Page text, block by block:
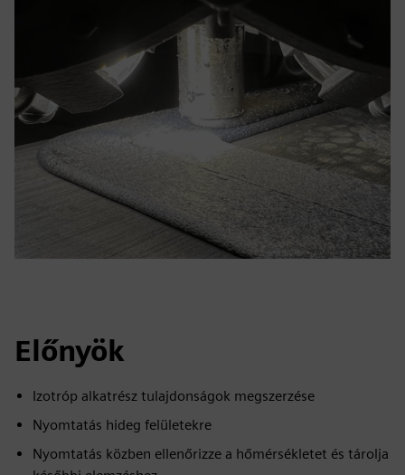
Előnyök
Izotróp alkatrész tulajdonságok megszerzése
Nyomtatás hideg felületekre
Nyomtatás közben ellenőrizze a hőmérsékletet és tárolja